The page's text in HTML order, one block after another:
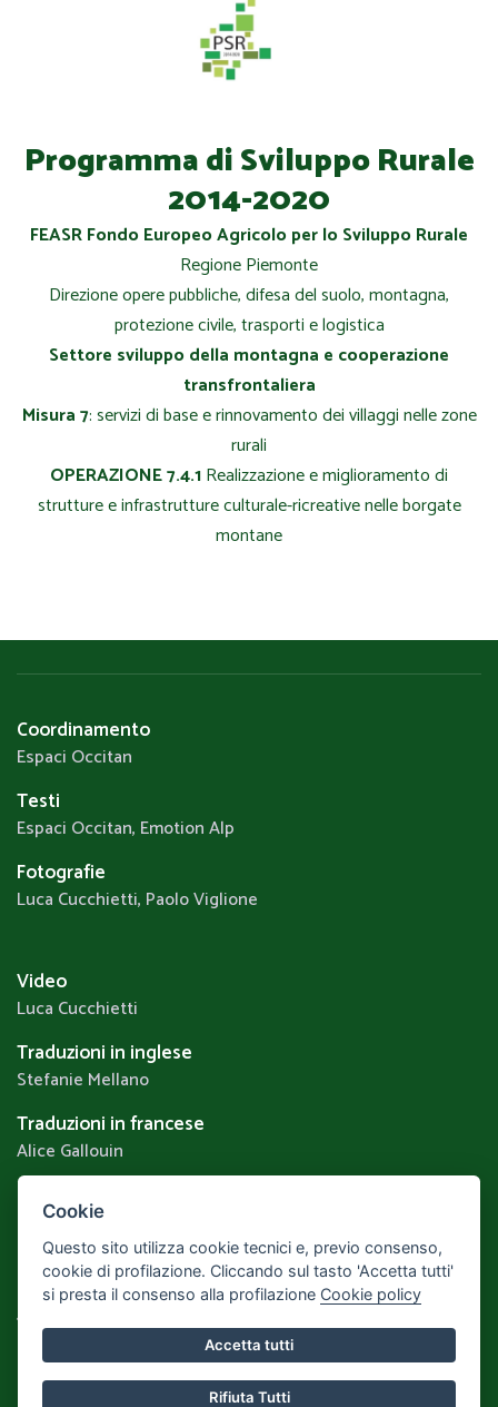
Programma di Sviluppo Rurale
2014-2020
FEASR Fondo Europeo Agricolo per lo Sviluppo Rurale
Regione Piemonte
Direzione opere pubbliche, difesa del suolo, montagna,
protezione civile, trasporti e logistica
Settore sviluppo della montagna e cooperazione
transfrontaliera
Misura 7: servizi di base e rinnovamento dei villaggi nelle zone
rurali
OPERAZIONE 7.4.1Realizzazione e miglioramento di
strutture e infrastrutture culturale-ricreative nelle borgate
montane
Coordinamento
Espaci Occitan
Testi
Espaci Occitan, Emotion Alp
Fotografie
Luca Cucchietti, Paolo Viglione
Video
Luca Cucchietti
Traduzioni in inglese
Stefanie Mellano
Traduzioni in francese
Alice Gallouin
Privacy & Cookie Policy
Realizzato daLeonardo Web
Area Riservata
Torna alla Home
Cookie
Questo sito utilizza cookie tecnici e, previo consenso,
cookie di profilazione. Cliccando sul tasto 'Accetta tutti'
si presta il consenso alla profilazione Cookie policy
Accetta tutti
Rifiuta Tutti